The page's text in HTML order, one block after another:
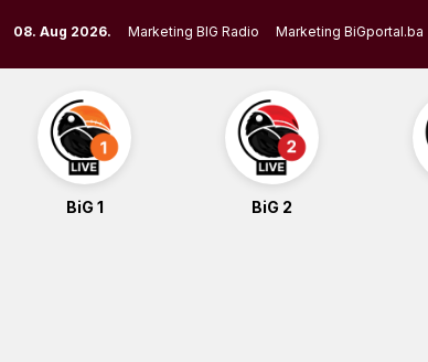
to
content
08. Aug 2026. Marketing BIG Radio Marketing BiGportal.ba
BiG 1 BiG 2